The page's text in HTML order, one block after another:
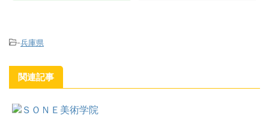
-兵庫県
関連記事